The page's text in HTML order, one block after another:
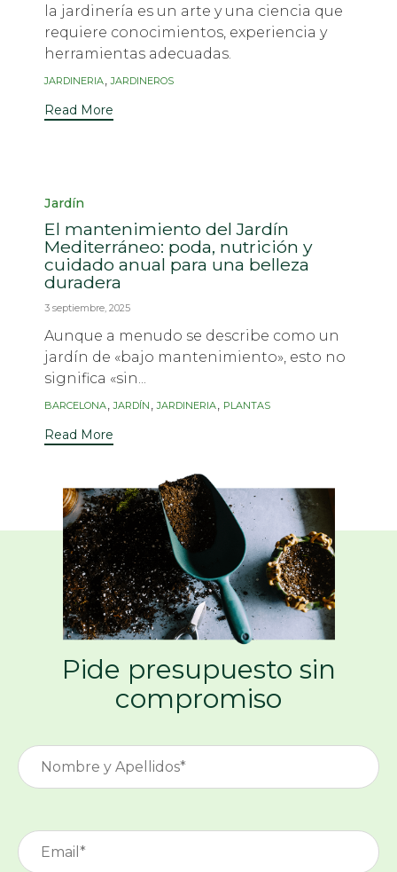
la jardinería es un arte y una ciencia que
requiere conocimientos, experiencia y
herramientas adecuadas.
Tags
JARDINERIA,JARDINEROS
Read More
Category
Jardín
El mantenimiento del Jardín
Mediterráneo: poda, nutrición y
cuidado anual para una belleza
duradera
3 septiembre, 2025
Aunque a menudo se describe como un
jardín de «bajo mantenimiento», esto no
significa «sin...
Tags
BARCELONA,JARDÍN ,JARDINERIA, PLANTAS
Read More
Pide presupuesto sin
compromiso